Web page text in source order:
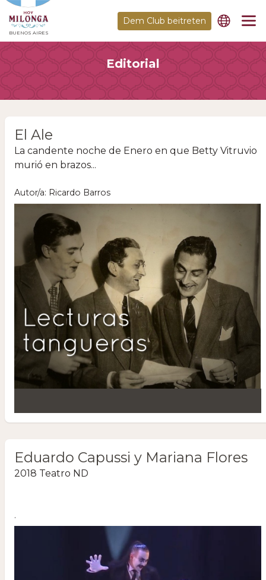
BUENOS AIRES
Dem Club beitreten
Editorial
El Ale
La candente noche de Enero en que Betty Vitruvio
murió en brazos...
Autor/a: Ricardo Barros
Eduardo Capussi y Mariana Flores
2018 Teatro ND
.